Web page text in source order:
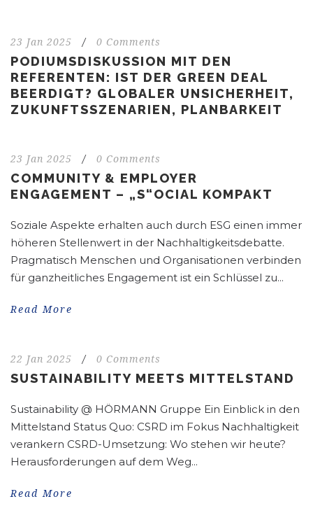
23 Jan 2025 / 0 Comments
PODIUMSDISKUSSION MIT DEN
REFERENTEN: IST DER GREEN DEAL
BEERDIGT? GLOBALER UNSICHERHEIT,
ZUKUNFTSSZENARIEN, PLANBARKEIT
23 Jan 2025 / 0 Comments
COMMUNITY & EMPLOYER
ENGAGEMENT – „S“OCIAL KOMPAKT
Soziale Aspekte erhalten auch durch ESG einen immer
höheren Stellenwert in der Nachhaltigkeitsdebatte.
Pragmatisch Menschen und Organisationen verbinden
für ganzheitliches Engagement ist ein Schlüssel zu...
Read More
22 Jan 2025 / 0 Comments
SUSTAINABILITY MEETS MITTELSTAND
Sustainability @ HÖRMANN Gruppe Ein Einblick in den
Mittelstand Status Quo: CSRD im Fokus Nachhaltigkeit
verankern CSRD-Umsetzung: Wo stehen wir heute?
Herausforderungen auf dem Weg...
Read More